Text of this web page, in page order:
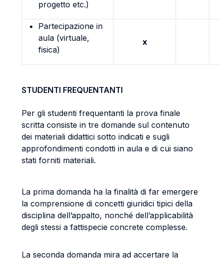
progetto etc.)
Partecipazione in
aula (virtuale,
fisica)
x
STUDENTI FREQUENTANTI
Per gli studenti frequentanti la prova finale
scritta consiste in tre domande sul contenuto
dei materiali didattici sotto indicati e sugli
approfondimenti condotti in aula e di cui siano
stati forniti materiali.
La prima domanda ha la finalità di far emergere
la comprensione di concetti giuridici tipici della
disciplina dell’appalto, nonché dell’applicabilità
degli stessi a fattispecie concrete complesse.
La seconda domanda mira ad accertare la